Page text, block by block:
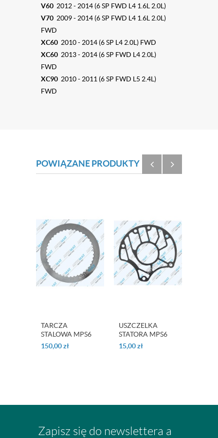
V60 2012 - 2014 (6 SP FWD L4 1.6L 2.0L)
V70 2009 - 2014 (6 SP FWD L4 1.6L 2.0L)
FWD
XC60 2010 - 2014 (6 SP L4 2.0L) FWD
XC60 2013 - 2014 (6 SP FWD L4 2.0L)
FWD
XC90 2010 - 2011 (6 SP FWD L5 2.4L)
FWD
POWIĄZANE PRODUKTY
TARCZA
STALOWA MPS6
1,8MM
150,00zł
USZCZELKA
STATORA MPS6
15,00zł
Zapisz się do newslettera a